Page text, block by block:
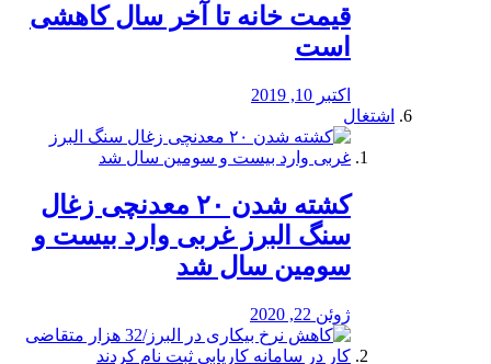
قیمت خانه تا آخر سال کاهشی
است
اکتبر 10, 2019
اشتغال
کشته شدن ۲۰ معدنچی زغال
سنگ البرز غربی وارد بیست و
سومین سال شد
ژوئن 22, 2020